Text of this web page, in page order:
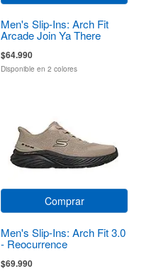
Men's Slip-Ins: Arch Fit
Arcade Join Ya There
$64.990
Disponible en 2 colores
Comprar
Men's Slip-Ins: Arch Fit 3.0
- Reocurrence
$69.990